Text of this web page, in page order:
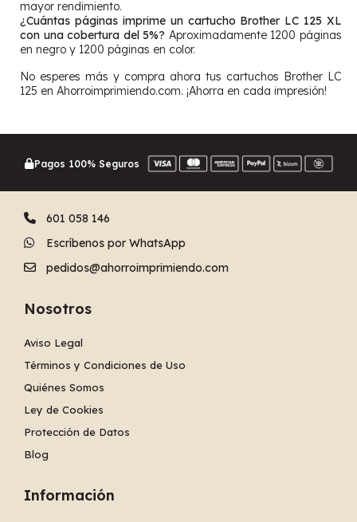
mayor rendimiento.
¿Cuántas páginas imprime un cartucho Brother LC 125 XL
con una cobertura del 5%? Aproximadamente 1200 páginas
en negro y 1200 páginas en color.
No esperes más y compra ahora tus cartuchos Brother LC
125 en Ahorroimprimiendo.com. ¡Ahorra en cada impresión!
Pagos 100% Seguros
601 058 146
Escríbenos por WhatsApp
pedidos@ahorroimprimiendo.com
Nosotros
Aviso Legal
Términos y Condiciones de Uso
Quiénes Somos
Ley de Cookies
Protección de Datos
Blog
Información